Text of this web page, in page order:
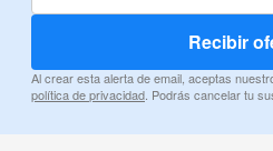
Recibir
Al crear esta alerta de email, aceptas
política de privacidad. Podrás cancelar tu